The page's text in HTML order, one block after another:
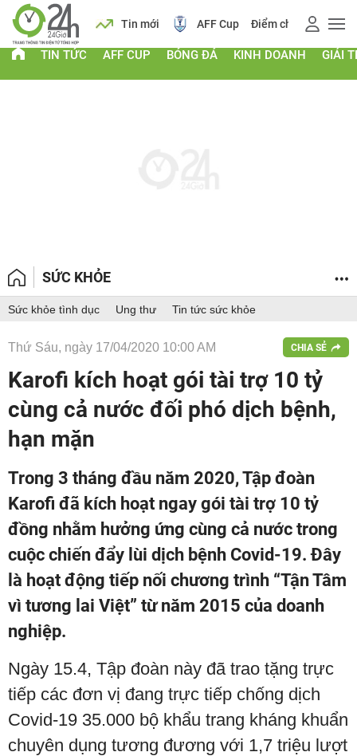
Lịch Tin mới AFF Cup Điểm chuẩn 2026
TIN TỨC AFF CUP BÓNG ĐÁ KINH DOANH GIẢI
SỨC KHỎE
Sức khỏe tình dục Ung thư Tin tức sức khỏe
Thứ Sáu, ngày 17/04/2020 10:00 AM CHIA SẺ
Karofi kích hoạt gói tài trợ 10 tỷ
cùng cả nước đối phó dịch bệnh,
hạn mặn
Trong 3 tháng đầu năm 2020, Tập đoàn
Karofi đã kích hoạt ngay gói tài trợ 10 tỷ
đồng nhằm hưởng ứng cùng cả nước trong
cuộc chiến đẩy lùi dịch bệnh Covid-19. Đây
là hoạt động tiếp nối chương trình “Tận Tâm
vì tương lai Việt” từ năm 2015 của doanh
nghiệp.
Ngày 15.4, Tập đoàn này đã trao tặng trực
tiếp các đơn vị đang trực tiếp chống dịch
Covid-19 35.000 bộ khẩu trang kháng khuẩn
chuyên dụng tương đương với 1,7 triệu lượt